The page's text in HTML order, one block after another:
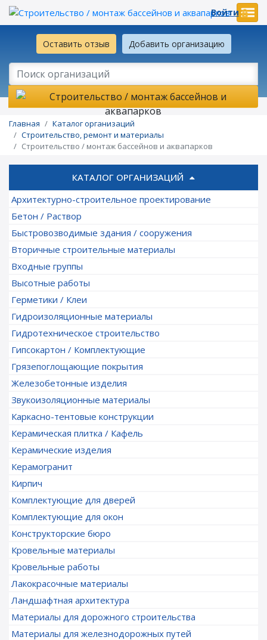
Войти
Оставить отзыв Добавить организацию
Главная
Каталог организаций
Строительство, ремонт и материалы
Строительство / монтаж бассейнов и аквапарков
КАТАЛОГ ОРГАНИЗАЦИЙ
Архитектурно-строительное проектирование
Бетон / Раствор
Быстровозводимые здания / сооружения
Вторичные строительные материалы
Входные группы
Высотные работы
Герметики / Клеи
Гидроизоляционные материалы
Гидротехническое строительство
Гипсокартон / Комплектующие
Грязепоглощающие покрытия
Железобетонные изделия
Звукоизоляционные материалы
Каркасно-тентовые конструкции
Керамическая плитка / Кафель
Керамические изделия
Керамогранит
Кирпич
Комплектующие для дверей
Комплектующие для окон
Конструкторские бюро
Кровельные материалы
Кровельные работы
Лакокрасочные материалы
Ландшафтная архитектура
Материалы для дорожного строительства
Материалы для железнодорожных путей